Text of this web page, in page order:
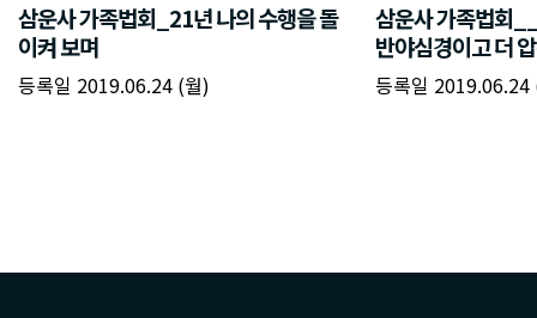
삼운사 가족법회_21년 나의 수행을 돌
이켜 보며
등록일 2019.06.24 (월)
삼운사 가족법회
반야심경이고 더
등록일 2019.06.24